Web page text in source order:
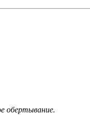
обертывание.